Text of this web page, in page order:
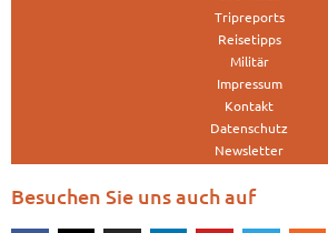
Tripreports
Reisetipps
Militär
Impressum
Kontakt
Datenschutz
Newsletter
Besuchen Sie uns auch auf